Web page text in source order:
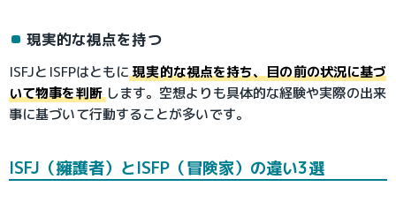
現実的な視点を持つ
ISFJとISFPはともに現実的な視点を持ち、目の前の状況に基づ
いて物事を判断します。空想よりも具体的な経験や実際の出来
事に基づいて行動することが多いです。
ISFJ（擁護者）とISFP（冒険家）の違い3選